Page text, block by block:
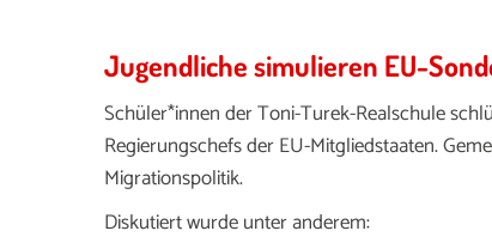
Jugendliche simulieren EU-
Schüler*innen derToni-Turek-Realschule
Regierungschefs der EU-Mitgliedstaaten.
Migrationspolitik.
Diskutiert wurde unter anderem: